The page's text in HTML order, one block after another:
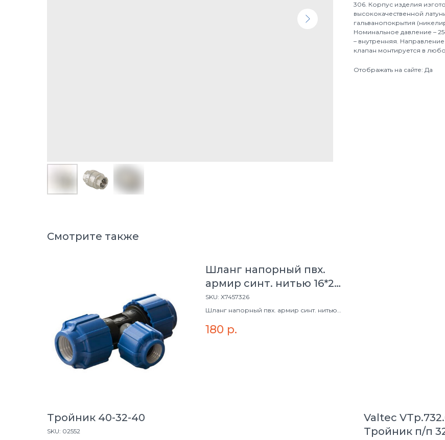
306. Корпус изделия
высококачественной
гальванопокрытия
Номинальное давление –
– внутренняя.
клапан монтируется в
Отображать на сайте: Да
Смотрите также
Тройник 40-32-40
SKU: 02552
Шланг напорный пвх.
армир синт. нитью 16*22
(50м)
SKU: Х7457326
Шланг напорный пвх. армир синт. нитью
180 р.
Valtec
Тройник п/п